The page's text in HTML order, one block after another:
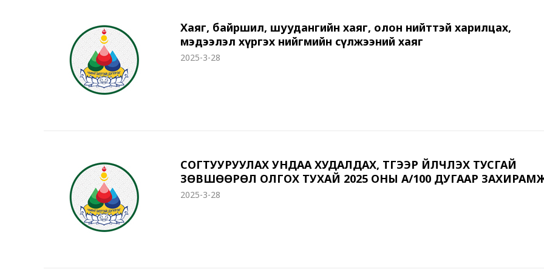
Хаяг, байршил, шуудангийн хаяг, олон нийттэй харилцах,
мэдээлэл хүргэх нийгмийн сүлжээний хаяг
2025-3-28
СОГТУУРУУЛАХ УНДАА ХУДАЛДАХ, ТҮҮГЭЭР ҮЙЛЧЛЭХ ТУСГАЙ
ЗӨВШӨӨРӨЛ ОЛГОХ ТУХАЙ 2025 ОНЫ А/100 ДУГААР
2025-3-28